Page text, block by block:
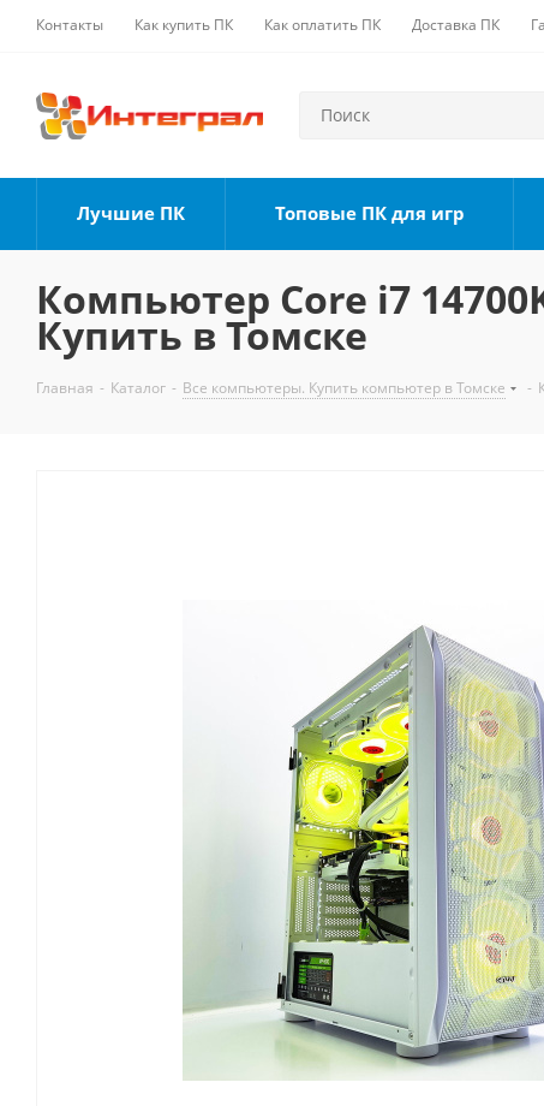
Контакты Как купить ПК Как оплатить ПК Доставка ПК
Лучшие ПК Топовые ПК для игр
Компьютер Core i7
Купить в Томске
Главная - Каталог - Все компьютеры. Купить компьютер в Томске -